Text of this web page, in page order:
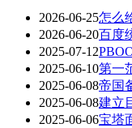
2026-06-25怎么
2026-06-20百度
2025-07-12
2025-06-10第一
2025-06-08帝国
2025-06-08建立
2025-06-06宝塔